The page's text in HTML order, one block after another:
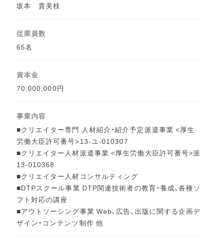
坂本 貴美枝
従業員数
65名
資本金
70,000,000円
事業内容
■クリエイター専門 人材紹介・紹介予定派遣事業 <厚生
労働大臣許可番号>13-ユ-010307
■クリエイター人材派遣事業 <厚生労働大臣許可番号>派
13-010368
■クリエイター人材コンサルティング
■DTPスクール事業 DTP関連技術者の教育・養成、各種ソ
フト対応の講座
■アウトソーシング事業 Web、広告、出版に関する企画デ
ザイン・コンテンツ制作 他